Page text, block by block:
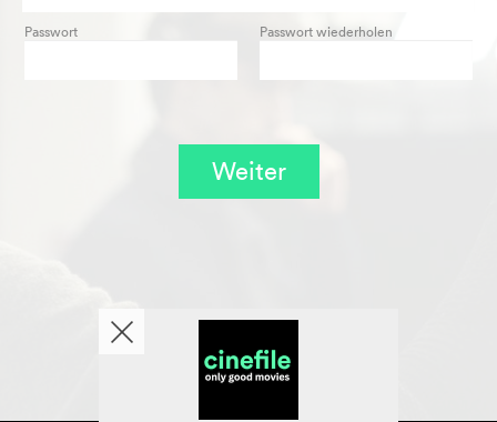
Passwort Passwort wiederholen
Weiter